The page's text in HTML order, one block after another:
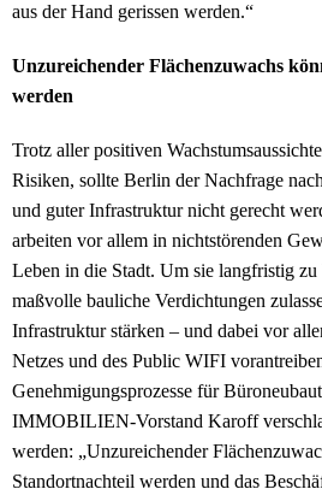
aus der Hand gerissen werden.“
Unzureichender Flächenzuwachs
werden
Trotz aller positiven
Risiken, sollte Berlin der Nachfrage
und guter Infrastruktur nicht gerecht
arbeiten vor allem in nichtstörenden
Leben in die Stadt. Um sie langfristig
maßvolle bauliche Verdichtungen
Infrastruktur stärken – und dabei vor
Netzes und des Public WIFI
Genehmigungsprozesse für
IMMOBILIEN-Vorstand Karoff
werden: „Unzureichender
Standortnachteil werden und das